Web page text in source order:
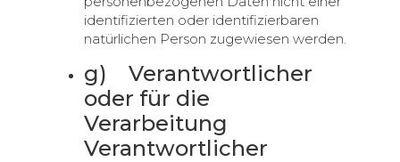
identifizierten oder identifizierbaren
natürlichen Person zugewiesen werden.
g) Verantwortlicher
oder für die
Verarbeitung
Verantwortlicher